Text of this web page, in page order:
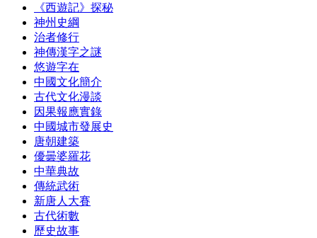
《西遊記》探秘
神州史綱
治者修行
神傳漢字之謎
悠遊字在
中國文化簡介
古代文化漫談
因果報應實錄
中國城市發展史
唐朝建築
優曇婆羅花
中華典故
傳統武術
新唐人大賽
古代術數
歷史故事